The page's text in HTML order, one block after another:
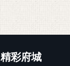
精彩府城